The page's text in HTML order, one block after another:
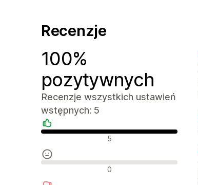
Recenzje
100%
pozytywnych
Recenzje wszystkich ustawień
wstępnych: 5
Pozytywne recenzje
5
Neutralne recenzje
0